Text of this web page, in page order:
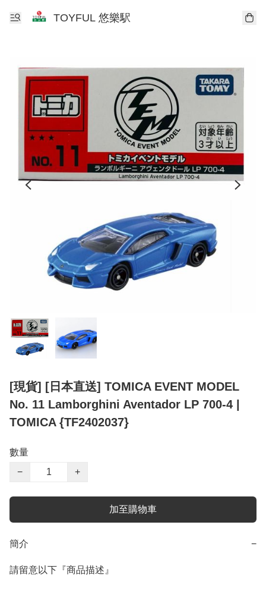
TOYFUL 悠樂駅
[現貨] [日本直送] TOMICA EVENT MODEL
No. 11 Lamborghini Aventador LP 700-4 |
TOMICA {TF2402037}
數量
−
+
加至購物車
簡介 −
請留意以下『商品描述』